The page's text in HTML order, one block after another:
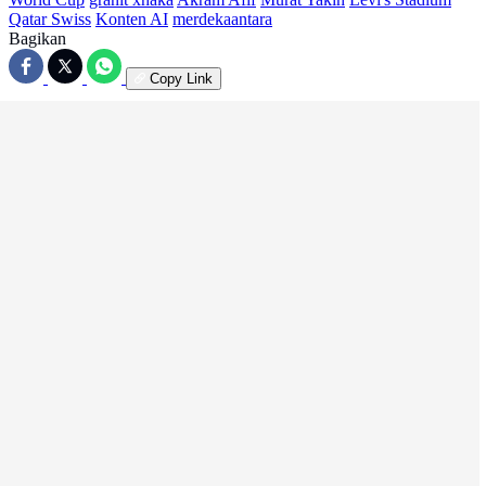
Qatar Swiss Konten AI merdekaantara
Bagikan
Copy Link